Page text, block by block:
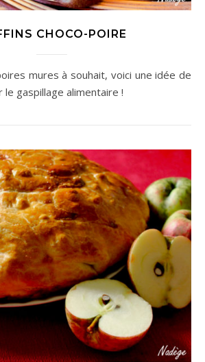
CHOCO-POIRE
gaspillage alimentaire !